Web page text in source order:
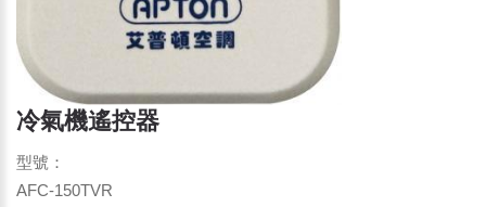
冷氣機遙控器
型號：
AFC-150TVR